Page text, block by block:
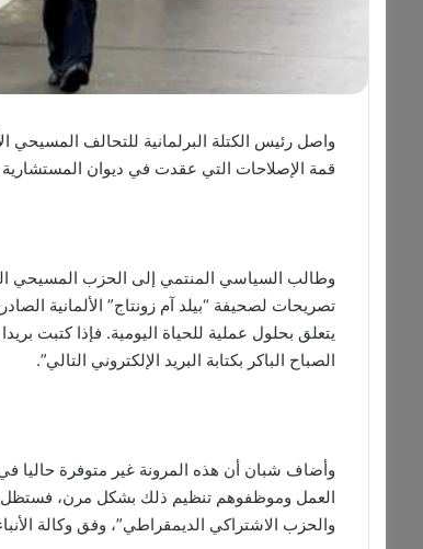
واصل رئيس الكتلة البرلمانية للتحالف
قمة الإصلاحات التي عقدت في ديوان
وطالب السياسي المنتمي إلى الحزب المسيحي
تصريحات لصحيفة “بيلد آم زونتاج” الألمانية
الصباح الباكر بكتابة البريد الإلكتروني التالي”.
وأضاف شبان أن هذه المرونة غير متوفرة حاليا في
العمل وموظفوهم تنظيم ذلك بشكل مرن، فستظل
والحزب الاشتراكي الديمقراطي”، وفق وكالة